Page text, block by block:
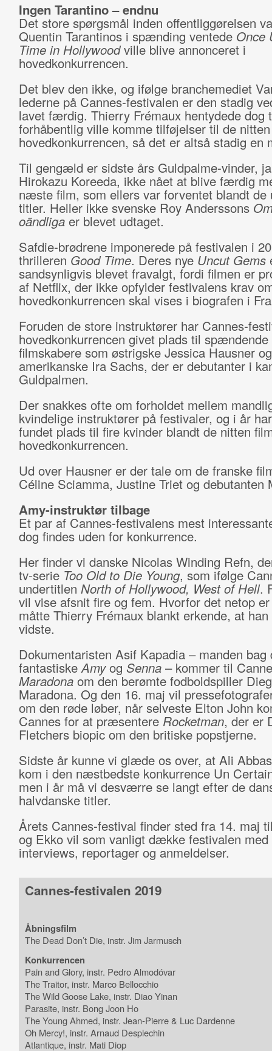
Ingen Tarantino – endnu
Det store spørgsmål inden offentliggørelsen
Quentin Tarantinos i spænding ventede Once
Time in Hollywoodville blive annonceret i
hovedkonkurrencen.
Det blev den ikke, og ifølge branchemediet
lederne på Cannes-festivalen er den stadig
lavet færdig. Thierry Frémaux hentydede dog
forhåbentlig ville komme tilføjelser til de
hovedkonkurrencen, så det er altså stadig en
Til gengæld er sidste års Guldpalme-vinder,
Hirokazu Koreeda, ikke nået at blive færdig
næste film, som ellers var forventet blandt de
titler. Heller ikke svenske Roy Anderssons
oändliga er blevet udtaget.
Safdie-brødrene imponerede på festivalen i
thrilleren Good Time. Deres nyeUncut Gems
sandsynligvis blevet fravalgt, fordi filmen er
af Netflix, der ikke opfylder festivalens krav
hovedkonkurrencen skal vises i biografen i
Foruden de store instruktører har Cannes-
hovedkonkurrencen givet plads til spændende
filmskabere som østrigske Jessica Hausner og
amerikanske Ira Sachs, der er debutanter i
Guldpalmen.
Der snakkes ofte om forholdet mellem
kvindelige instruktører på festivaler, og i år
fundet plads til fire kvinder blandt de nitten
hovedkonkurrencen.
Ud over Hausner er der tale om de franske
Céline Sciamma, Justine Triet og debutanten
Amy-instruktør tilbage
Et par af Cannes-festivalens mest
dog findes uden for konkurrence.
Her finder vi danske Nicolas Winding Refn,
tv-serie Too Old to Die Young, som ifølge
undertitlen North of Hollywood, West of Hell.
vil vise afsnit fire og fem. Hvorfor det netop
måtte Thierry Frémaux blankt erkende, at han
vidste.
Dokumentaristen Asif Kapadia – manden bag
fantastiskeAmyog Senna– kommer til
Maradona om den berømte fodboldspiller
Maradona. Og den 16. maj vil
om den røde løber, når selveste Elton John
Cannes for at præsentere Rocketman, der er
Fletchers biopic om den britiske popstjerne.
Sidste år kunne vi glæde os over, at Ali
kom i den næstbedste konkurrence Un
men i år må vi desværre se langt efter de
halvdanske titler.
Årets Cannes-festival finder sted fra 14. maj
og Ekko vil som vanligt dække festivalen med
interviews, reportager og anmeldelser.
Cannes-festivalen 2019
Åbningsfilm
The Dead Don’t Die, instr. Jim Jarmusch
Konkurrencen
Pain and Glory, instr. Pedro Almodóvar
The Traitor, instr. Marco Bellocchio
The Wild Goose Lake, instr. Diao Yinan
Parasite, instr. Bong Joon Ho
The Young Ahmed, instr. Jean-Pierre & Luc Dardenne
Oh Mercy!, instr. Arnaud Desplechin
Atlantique, instr. Mati Diop